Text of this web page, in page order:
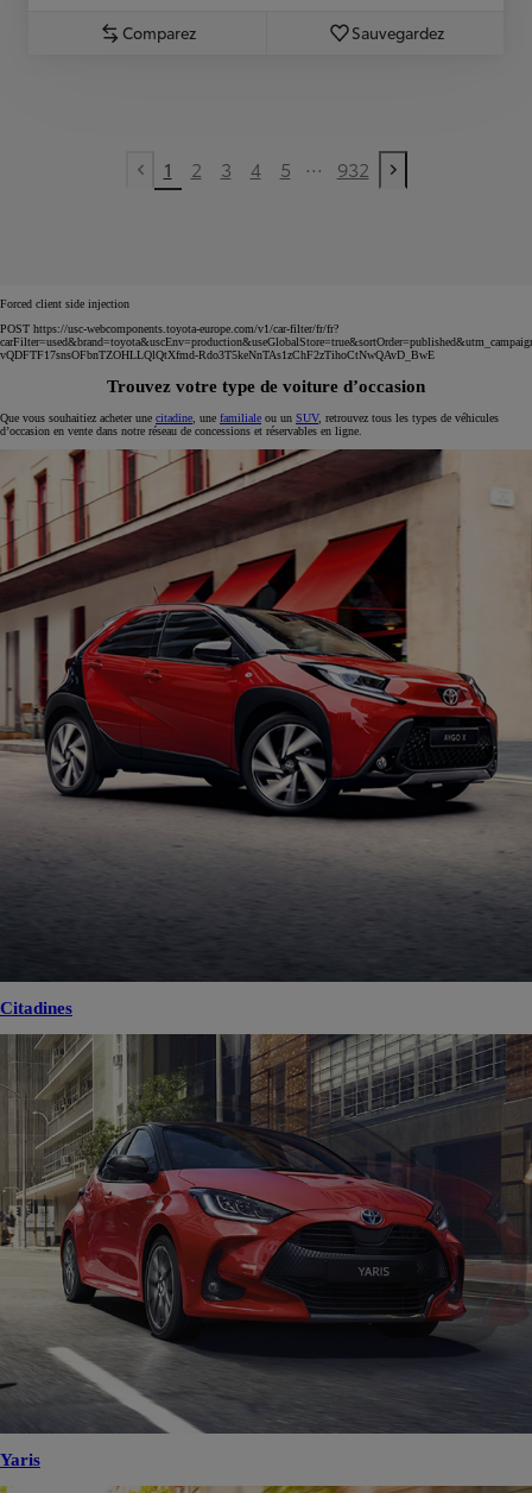
Comparez Sauvegardez
Previous page
1 2 3 4 5 ... 932
Next page
Forced client side injection
POST https://usc-webcomponents.toyota-europe.com/v1/car-filter/fr/fr?
vQDFTF17snsOFbnTZOHLLQlQtXfmd-Rdo3T5keNnTAs1zChF2zTihoCtNwQAvD_BwE
Trouvez votre type de voiture d’occasion
Que vous souhaitiez acheter une citadine , une familiale ou un SUV, retrouvez tous les types de véhicules
d’occasion en vente dans notre réseau de concessions et réservables en ligne.
Citadines
Yaris